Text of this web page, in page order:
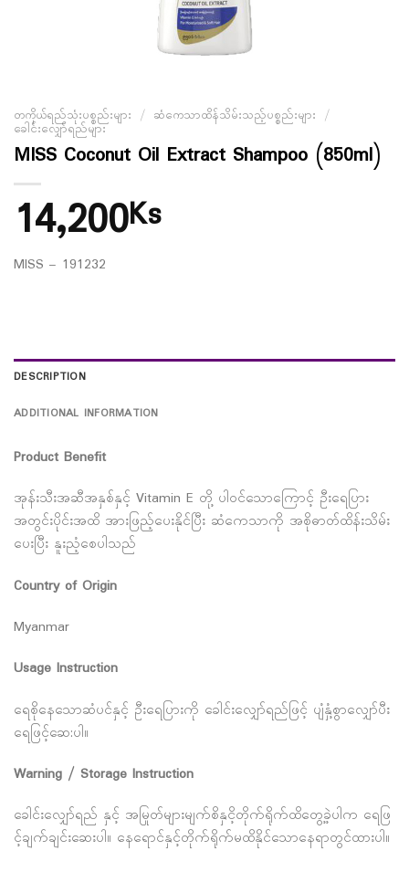
တကိုယ်ရည်သုံးပစ္စည်းများ / ဆံကေသာထိန်သိမ်းသည့်ပစ္စည်းများ /
ခေါင်းလျှော်ရည်များ
MISS Coconut Oil Extract Shampoo (850ml)
14,200Ks
MISS – 191232
DESCRIPTION
ADDITIONAL INFORMATION
Product Benefit
အုန်းသီးအဆီအနှစ်နှင့် Vitamin E တို့ ပါဝင်သောကြောင့် ဦးရေပြား
အတွင်းပိုင်းအထိ အားဖြည့်ပေးနိုင်ပြီး ဆံကေသာကို အစိုဓာတ်ထိန်းသိမ်း
ပေးပြီး နူးညံ့စေပါသည်
Country of Origin
Myanmar
Usage Instruction
ရေစိုနေသောဆံပင်နှင့် ဦးရေပြားကို ခေါင်းလျှော်ရည်ဖြင့် ပျံနှံ့စွာလျှော်ပီး
ရေဖြင့်ဆေ:ပါ။
Warning / Storage Instruction
ခေါင်းလျှော်ရည် နှင့် အမြုတ်များမျက်စိနှငိ့တိုက်ရိုက်ထိတွေ့ခဲ့ပါက ရေဖြ
င့်ချက်ချင်းဆေးပါ။ နေရောင်နှင့်တိုက်ရိုက်မထိနိုင်သောနေရာတွင်ထားပါ။